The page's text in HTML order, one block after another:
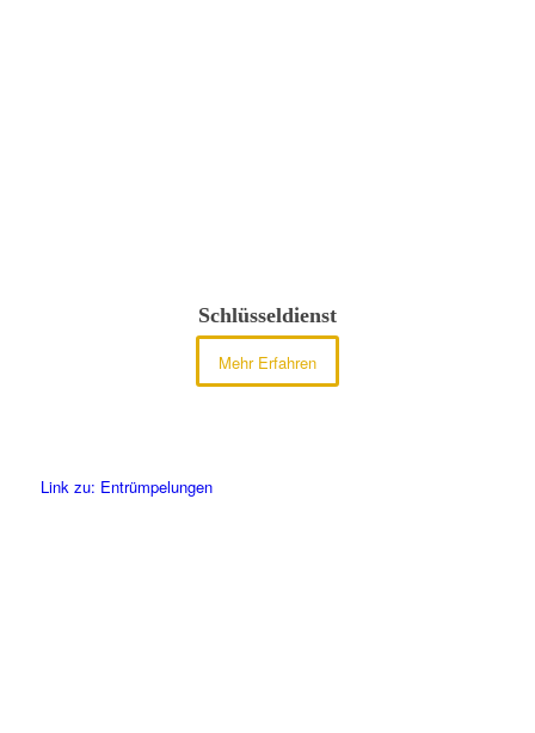
Schlüsseldienst
Mehr Erfahren
Link zu: Entrümpelungen